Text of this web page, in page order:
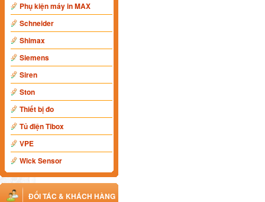
Phụ kiện máy in MAX
Schneider
Shimax
Siemens
Siren
Ston
Thiết bị đo
Tủ điện Tibox
VPE
Wick Sensor
ĐỐI TÁC & KHÁCH HÀNG